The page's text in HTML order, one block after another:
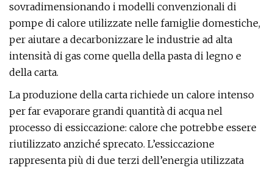
sovradimensionando i modelli convenzionali di
pompe di calore utilizzate nelle famiglie domestiche,
per aiutare a decarbonizzare le industrie ad alta
intensità di gas come quella della pasta di legno e
della carta.
La produzione della carta richiede un calore intenso
per far evaporare grandi quantità di acqua nel
processo di essiccazione: calore che potrebbe essere
riutilizzato anziché sprecato. L’essiccazione
rappresenta più di due terzi dell’energia utilizzata